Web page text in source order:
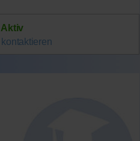
Aktiv
kontaktieren